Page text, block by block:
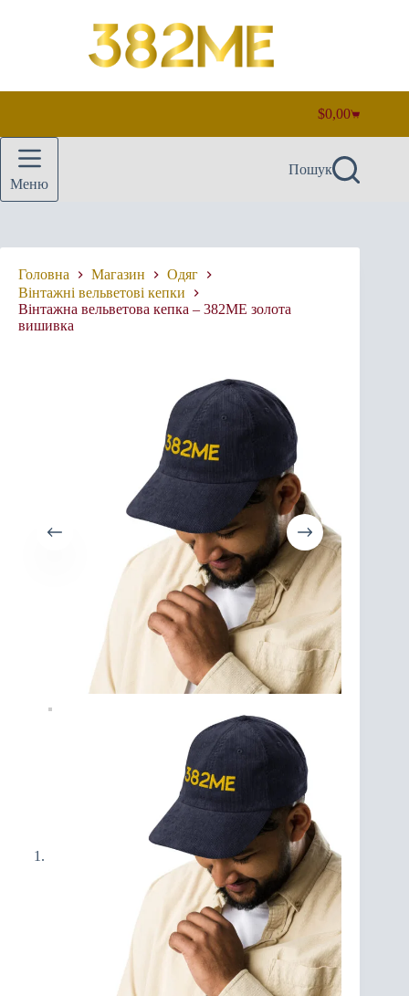
Кошик
$0,00
Меню
Пошук
Головна Магазин
Одяг
Вінтажні вельветові кепки
Вінтажна вельветова кепка – 382ME золота
вишивка